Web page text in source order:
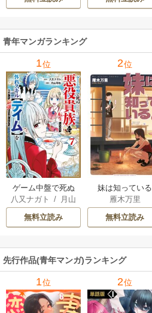
青年マンガランキング
1位
ゲーム中盤で死ぬ
悪役貴族に転生し
たので、外れスキ
ル【テイム】を駆
してみた
八又ナガト /
月山
可也
無料立読み
2位
妹は知っている
雁木万里
無料立読み
先行作品(青年マンガ)ランキング
1位 2位